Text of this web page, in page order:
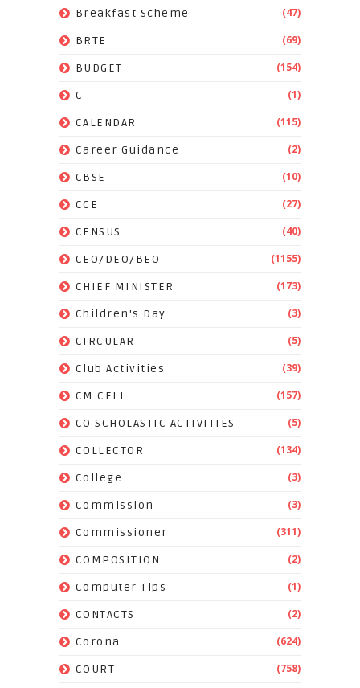
Breakfast Scheme (47)
BRTE (69)
BUDGET (154)
C (1)
CALENDAR (115)
Career Guidance (2)
CBSE (10)
CCE (27)
CENSUS (40)
CEO/DEO/BEO (1155)
CHIEF MINISTER (173)
Children's Day (3)
CIRCULAR (5)
Club Activities (39)
CM CELL (157)
CO SCHOLASTIC ACTIVITIES (5)
COLLECTOR (134)
College (3)
Commission (3)
Commissioner (311)
COMPOSITION (2)
Computer Tips (1)
CONTACTS (2)
Corona (624)
COURT (758)